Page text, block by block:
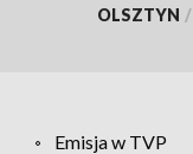
OLSZTYN /
Emisja w TVP